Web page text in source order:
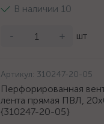
В наличии 10
- + шт
Артикул: 310247-20-05
Перфорированная
лента прямая ПВЛ,
{310247-20-05}